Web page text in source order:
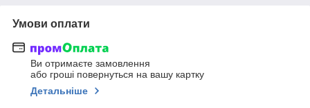
Умови оплати
Ви отримаєте замовлення
або гроші повернуться на вашу картку
Детальніше